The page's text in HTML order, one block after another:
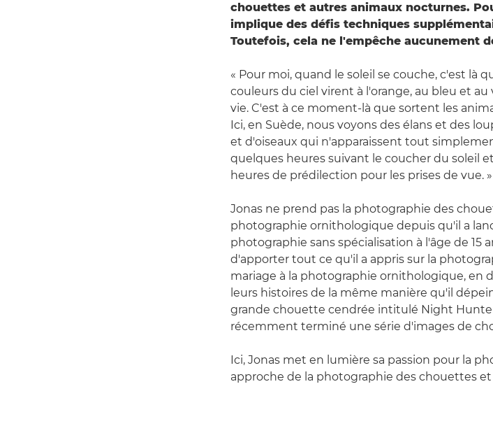
chouettes et autres animaux nocturnes.
implique des défis techniques
Toutefois, cela ne l'empêche aucunement
« Pour moi, quand le soleil se couche, c'est là
couleurs du ciel virent à l'orange, au bleu et
vie. C'est à ce moment-là que sortent les
Ici, en Suède, nous voyons des élans et des
et d'oiseaux qui n'apparaissent tout
quelques heures suivant le coucher du soleil
heures de prédilection pour les prises de vue. »
Jonas ne prend pas la photographie des
photographie ornithologique depuis qu'il a
photographie sans spécialisation à l'âge de 15
d'apporter tout ce qu'il a appris sur la
mariage à la photographie ornithologique, en
leurs histoires de la même manière qu'il
grande chouette cendrée intitulé Night
récemment terminé une série d'images de
Ici, Jonas met en lumière sa passion pour la
approche de la photographie des chouettes